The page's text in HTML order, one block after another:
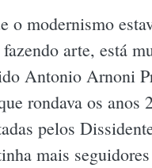
o modernismo
arte, está
Antonio Arnoni
rondava os anos
pelos
mais